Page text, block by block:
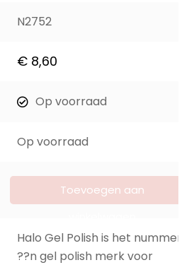
N2752
€ 8,60
Op voorraad
Op voorraad
Toevoegen aan
Halo Gel Polish is het nummer
??n gel polish merk voor